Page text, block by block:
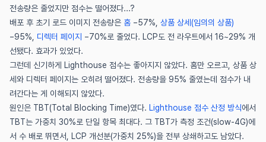
전송량은 줄었지만 점수는 떨어졌다...?
배포 후 초기 로드 이미지 전송량은 홈(새 창에서 열림)
−57%, 상품 상세(임의의 상품)
−95%, 디렉터 페이지 (새 창에서 열림)
−70%로 줄었다. LCP도 전 라우트에서 16~29% 개
선됐다. 효과가 있었다.
그런데 신기하게 Lighthouse 점수는 좋아지지 않았다. 홈만 오르고, 상품 상
세와 디렉터 페이지는 오히려 떨어졌다. 전송량을 95% 줄였는데 점수가 내
려간다는 게 이해되지 않았다.
원인은 TBT(Total Blocking Time)였다. Lighthouse 점수 산정 방식(새 창
에서
TBT는 가중치 30%로 단일 항목 최대다. 그 TBT가 측정 조건(slow-4G)에
서 수 배로 뛰면서, LCP 개선분(가중치 25%)을 전부 상쇄하고도 남았다.